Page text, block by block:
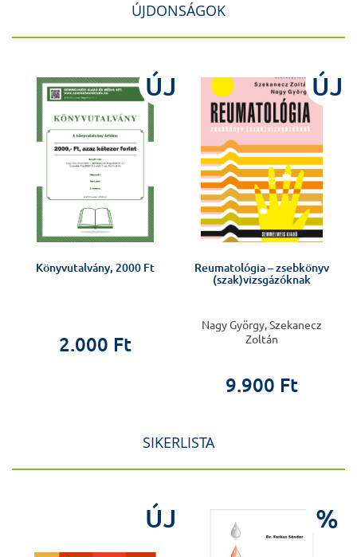
ÚJDONSÁGOK
ÚJ
Könyvutalvány, 2000 Ft
2.000 Ft
ÚJ
Reumatológia – zsebkönyv
(szak)vizsgázóknak
Nagy György, Szekanecz
Zoltán
9.900 Ft
SIKERLISTA
ÚJ %